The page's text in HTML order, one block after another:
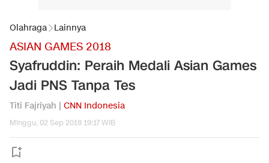
Olahraga Lainnya
ASIAN GAMES 2018
Syafruddin: Peraih Medali Asian Games
Jadi PNS Tanpa Tes
Titi Fajriyah | CNN Indonesia
Minggu, 02 Sep 2018 19:17 WIB